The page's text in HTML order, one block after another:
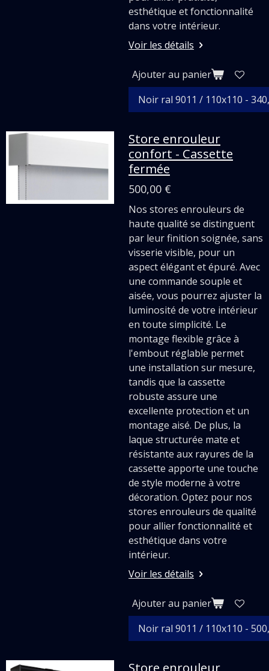
esthétique et fonctionnalité
dans votre intérieur.
Voir les détails
Ajouter au panier
Store enrouleur
confort - Cassette
fermée
500,00 €
Nos stores enrouleurs de
haute qualité se distinguent
par leur finition soignée, sans
visserie visible, pour un
aspect élégant et épuré. Avec
une commande souple et
aisée, vous pourrez ajuster la
luminosité de votre intérieur
en toute simplicité. Le
montage flexible grâce à
l'embout réglable permet
une installation sur mesure,
tandis que la cassette
robuste assure une
excellente protection et un
montage aisé. De plus, la
laque structurée mate et
résistante aux rayures de la
cassette apporte une touche
de style moderne à votre
décoration. Optez pour nos
stores enrouleurs de qualité
pour allier fonctionnalité et
esthétique dans votre
intérieur.
Voir les détails
Ajouter au panier
Store enrouleur